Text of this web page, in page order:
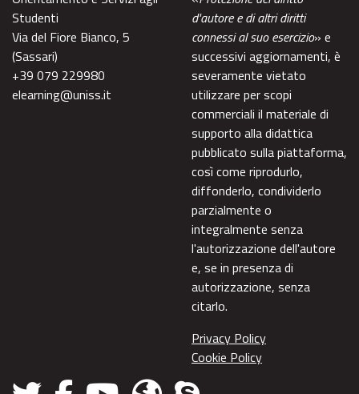
Studenti
Via del Fiore Bianco, 5
(Sassari)
+39 079 229980
elearning@uniss.it
d'autore e di altri diritti
connessi al suo esercizio» e
successivi aggiornamenti, è
severamente vietato
utilizzare per scopi
commerciali il materiale di
supporto alla didattica
pubblicato sulla piattaforma,
così come riprodurlo,
diffonderlo, condividerlo
parzialmente o
integralmente senza
l'autorizzazione dell'autore
e, se in presenza di
autorizzazione, senza
citarlo.
Privacy Policy
Cookie Policy